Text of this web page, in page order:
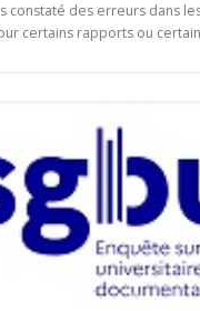
constaté des erreurs dans
certains rapports ou